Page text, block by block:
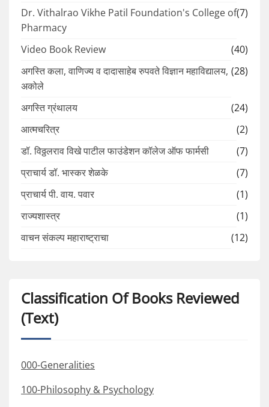
Dr. Vithalrao Vikhe Patil Foundation's College of
Pharmacy
(7)
Video Book Review
(40)
अगस्ति कला, वाणिज्य व दादासाहेब रुपवते विज्ञान महाविद्यालय,
अकोले
(28)
अगस्ति ग्रंथालय
(24)
आत्मचरित्र
(2)
डॉ. विठ्ठलराव विखे पाटील फाउंडेशन कॉलेज ऑफ फार्मसी
(7)
प्राचार्य डॉ. भास्कर शेळके
(7)
प्राचार्य पी. वाय. पवार
(1)
राज्यशास्त्र
(1)
वाचन संकल्प महाराष्ट्राचा
(12)
Classification Of Books Reviewed
(Text)
000-Generalities
100-Philosophy & Psychology